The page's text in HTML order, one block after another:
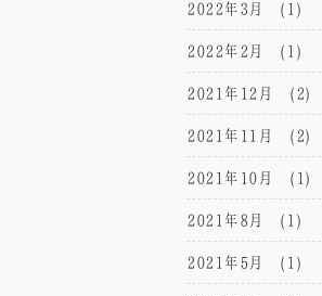
2022年3月 (1)
2022年2月 (1)
2021年12月 (2)
2021年11月 (2)
2021年10月 (1)
2021年8月 (1)
2021年5月 (1)